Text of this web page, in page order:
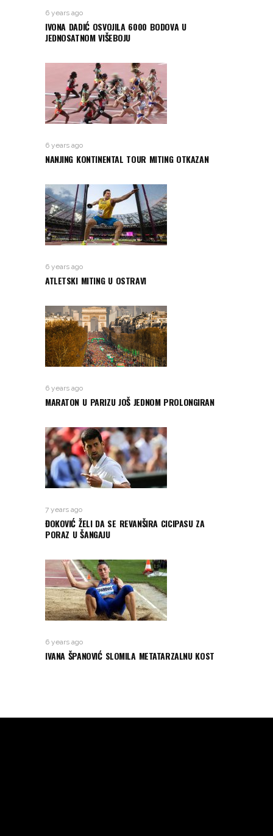
6 years ago
IVONA DADIĆ OSVOJILA 6000 BODOVA U
JEDNOSATNOM VIŠEBOJU
6 years ago
NANJING KONTINENTAL TOUR MITING OTKAZAN
6 years ago
ATLETSKI MITING U OSTRAVI
6 years ago
MARATON U PARIZU JOŠ JEDNOM PROLONGIRAN
7 years ago
ĐOKOVIĆ ŽELI DA SE REVANŠIRA CICIPASU ZA
PORAZ U ŠANGAJU
6 years ago
IVANA ŠPANOVIĆ SLOMILA METATARZALNU KOST